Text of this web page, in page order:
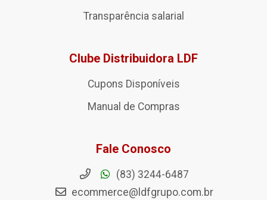
Transparência salarial
Clube Distribuidora LDF
Cupons Disponíveis
Manual de Compras
Fale Conosco
(83) 3244-6487
ecommerce@ldfgrupo.com.br